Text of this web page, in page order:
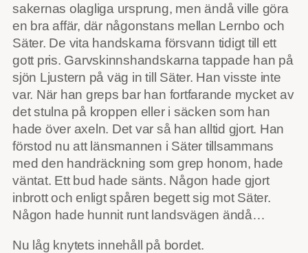
sakernas olagliga ursprung, men ändå ville göra
en bra affär, där någonstans mellan Lernbo och
Säter. De vita handskarna försvann tidigt till ett
gott pris. Garvskinnshandskarna tappade han på
sjön Ljustern på väg in till Säter. Han visste inte
var. När han greps bar han fortfarande mycket av
det stulna på kroppen eller i säcken som han
hade över axeln. Det var så han alltid gjort. Han
förstod nu att länsmannen i Säter tillsammans
med den handräckning som grep honom, hade
väntat. Ett bud hade sänts. Någon hade gjort
inbrott och enligt spåren begett sig mot Säter.
Någon hade hunnit runt landsvägen ändå…
Nu låg knytets innehåll på bordet.